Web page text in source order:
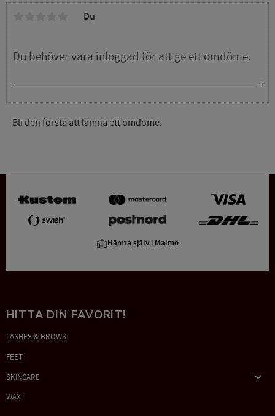
Du
Bli den första att lämna ett omdöme.
Hämta själv i Malmö
HITTA DIN FAVORIT!
LASHES & BROWS
FEET
SKINCARE
WAX